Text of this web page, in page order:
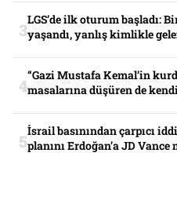
LGS’de ilk oturum başladı:
yaşandı, yanlış kimlikle
“Gazi Mustafa Kemal’in
masalarına düşüren de
İsrail basınından çarpıcı
planını Erdoğan’a JD Vance